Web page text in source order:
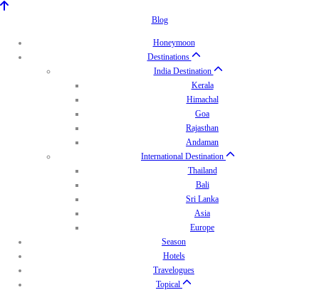
Blog
Honeymoon
Destinations
India Destination
Kerala
Himachal
Goa
Rajasthan
Andaman
International Destination
Thailand
Bali
Sri Lanka
Asia
Europe
Season
Hotels
Travelogues
Topical